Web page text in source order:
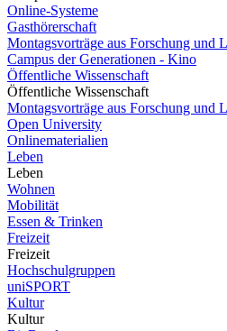
Online-Systeme
Gasthörerschaft
Montagsvorträge aus Forschung und
Campus der Generationen - Kino
Öffentliche Wissenschaft
Öffentliche Wissenschaft
Montagsvorträge aus Forschung und
Open University
Onlinematerialien
Leben
Leben
Wohnen
Mobilität
Essen & Trinken
Freizeit
Freizeit
Hochschulgruppen
uniSPORT
Kultur
Kultur